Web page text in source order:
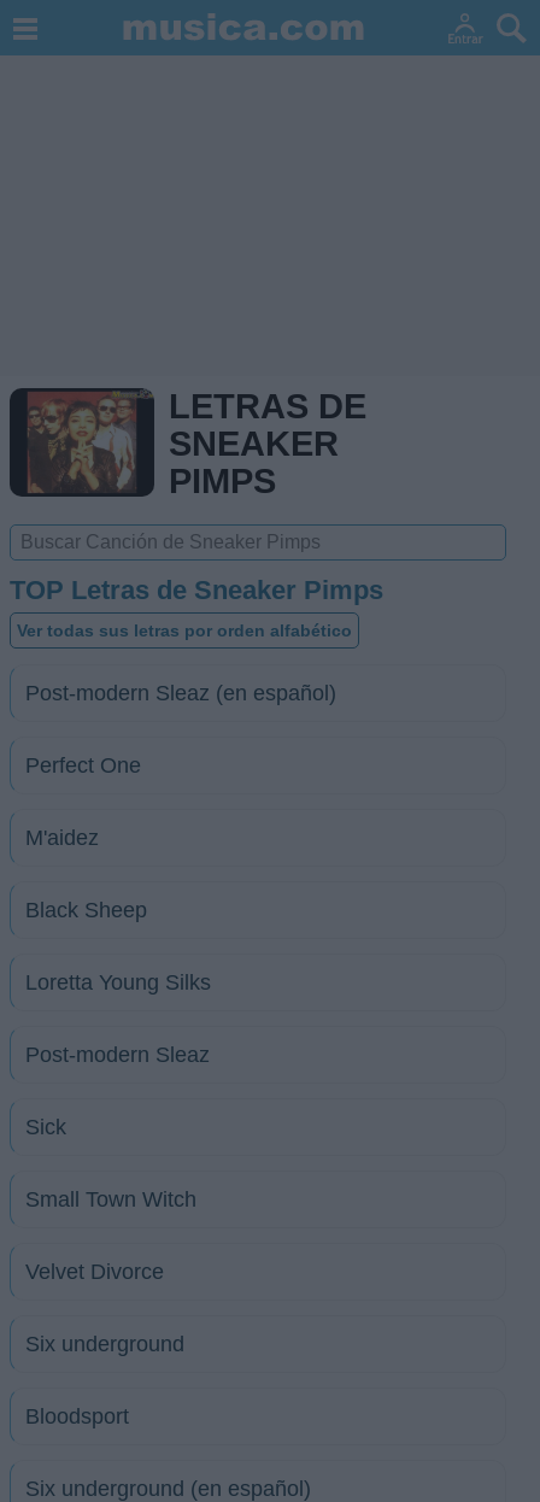
LETRAS DE
SNEAKER
PIMPS
TOP Letras de Sneaker Pimps
Ver todas sus letras por orden alfabético
Post-modern Sleaz (en español)
Perfect One
M'aidez
Black Sheep
Loretta Young Silks
Post-modern Sleaz
Sick
Small Town Witch
Velvet Divorce
Six underground
Bloodsport
Six underground (en español)